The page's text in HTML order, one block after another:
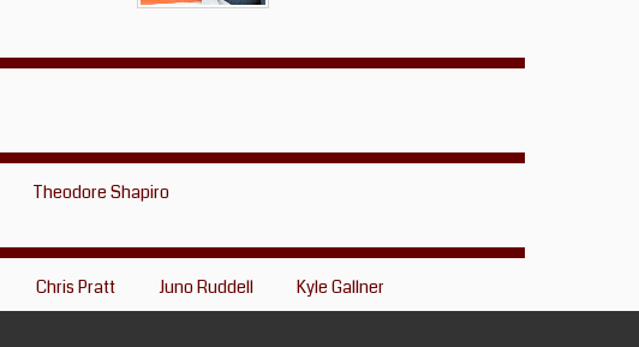
Theodore Shapiro
Chris Pratt Juno Ruddell Kyle Gallner